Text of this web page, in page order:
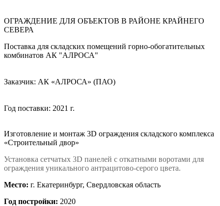
ОГРАЖДЕНИЕ ДЛЯ ОБЪЕКТОВ В РАЙОНЕ КРАЙНЕГО
СЕВЕРА
Поставка для складских помещений горно-обогатительных
комбинатов АК "АЛРОСА"
Заказчик: АК «АЛРОСА» (ПАО)
Год поставки: 2021 г.
Изготовление и монтаж 3D ограждения складского комплекса
«Строительный двор»
Установка сетчатых 3D панелей с откатными воротами для
ограждения уникального антрацитово-серого цвета.
Место: г. Екатеринбург, Свердловская область
Год постройки: 2020